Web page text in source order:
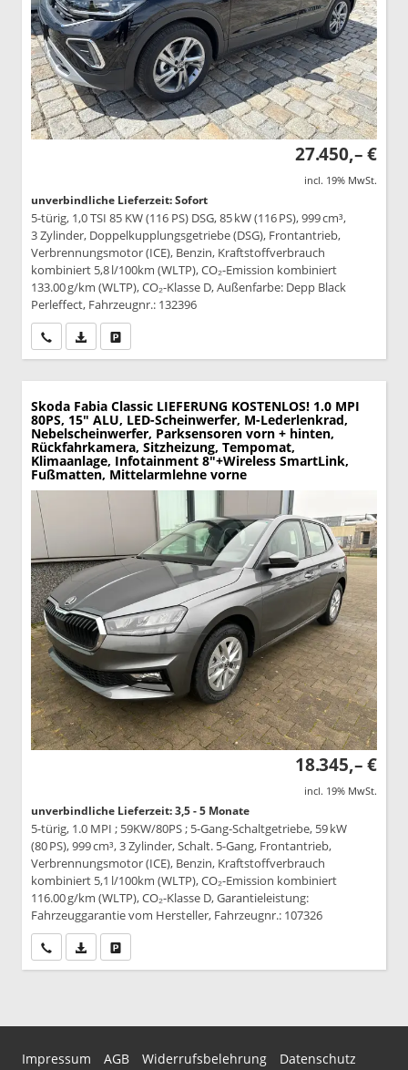
27.450,– €
incl. 19% MwSt.
unverbindliche Lieferzeit: Sofort
5-türig, 1,0 TSI 85 KW (116 PS) DSG, 85 kW (116 PS), 999 cm³,
3 Zylinder, Doppelkupplungsgetriebe (DSG), Frontantrieb,
Verbrennungsmotor (ICE), Benzin, Kraftstoffverbrauch
kombiniert 5,8 l/100km (WLTP), CO₂-Emission kombiniert
133.00 g/km (WLTP), CO₂-Klasse D, Außenfarbe: Depp Black
Perleffect, Fahrzeugnr.: 132396
Wir rufen Sie anPDF-Datei, Fahrzeugexposé drucken
Skoda Fabia Classic LIEFERUNG KOSTENLOS! 1.0 MPI
80PS, 15" ALU, LED-Scheinwerfer, M-Lederlenkrad,
Nebelscheinwerfer, Parksensoren vorn + hinten,
Rückfahrkamera, Sitzheizung, Tempomat,
Klimaanlage, Infotainment 8"+Wireless SmartLink,
Fußmatten, Mittelarmlehne vorne
18.345,– €
incl. 19% MwSt.
unverbindliche Lieferzeit: 3,5 - 5 Monate
5-türig, 1.0 MPI ; 59KW/80PS ; 5-Gang-Schaltgetriebe, 59 kW
(80 PS), 999 cm³, 3 Zylinder, Schalt. 5-Gang, Frontantrieb,
Verbrennungsmotor (ICE), Benzin, Kraftstoffverbrauch
kombiniert 5,1 l/100km (WLTP), CO₂-Emission kombiniert
116.00 g/km (WLTP), CO₂-Klasse D, Garantieleistung:
Fahrzeuggarantie vom Hersteller, Fahrzeugnr.: 107326
Wir rufen Sie anPDF-Datei, Fahrzeugexposé drucken
Impressum AGB Widerrufsbelehrung Datenschutz